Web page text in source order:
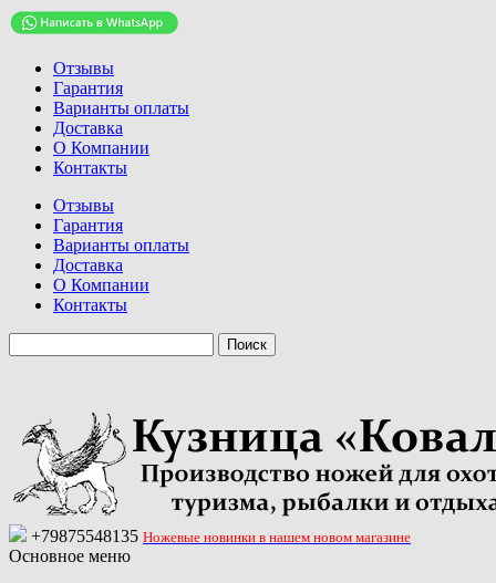
Отзывы
Гарантия
Варианты оплаты
Доставка
О Компании
Контакты
Отзывы
Гарантия
Варианты оплаты
Доставка
О Компании
Контакты
+79875548135 Ножевые новинки в нашем новом магазине
Основное меню